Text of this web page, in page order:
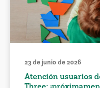
23 de junio de 2026
Atención usuarios